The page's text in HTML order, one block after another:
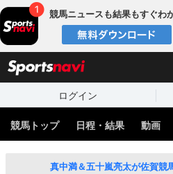
競馬ニュースも結果もすぐわ
ログイン
競馬トップ 日程・結果 動画
真中満＆五十嵐亮太が佐賀競